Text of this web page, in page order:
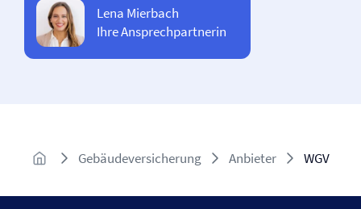
Lena Mierbach
Ihre Ansprechpartnerin
Gebäude­versicherung Anbieter WGV